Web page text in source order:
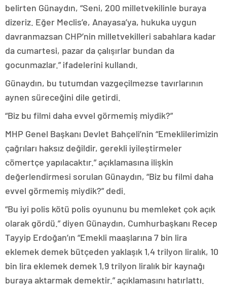
belirten Günaydın, “Seni, 200 milletvekilinle buraya
dizeriz. Eğer Meclis’e, Anayasa’ya, hukuka uygun
davranmazsan CHP’nin milletvekilleri sabahlara kadar
da cumartesi, pazar da çalışırlar bundan da
gocunmazlar.” ifadelerini kullandı.
Günaydın, bu tutumdan vazgeçilmezse tavırlarının
aynen süreceğini dile getirdi.
“Biz bu filmi daha evvel görmemiş miydik?”
MHP Genel Başkanı Devlet Bahçeli’nin “Emeklilerimizin
çağrıları haksız değildir, gerekli iyileştirmeler
cömertçe yapılacaktır.” açıklamasına ilişkin
değerlendirmesi sorulan Günaydın, “Biz bu filmi daha
evvel görmemiş miydik?” dedi.
“Bu iyi polis kötü polis oyununu bu memleket çok açık
olarak gördü.” diyen Günaydın, Cumhurbaşkanı Recep
Tayyip Erdoğan’ın “Emekli maaşlarına 7 bin lira
eklemek demek bütçeden yaklaşık 1,4 trilyon liralık, 10
bin lira eklemek demek 1,9 trilyon liralık bir kaynağı
buraya aktarmak demektir.” açıklamasını hatırlattı.